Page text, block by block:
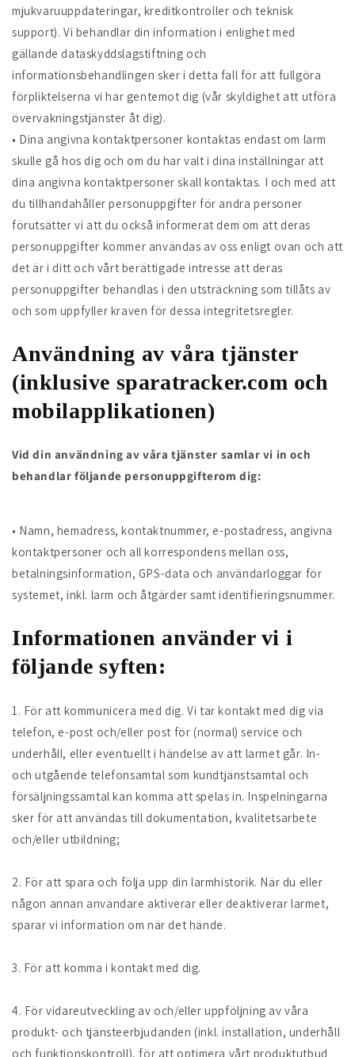
mjukvaruuppdateringar, kreditkontroller och teknisk
support). Vi behandlar din information i enlighet med
gällande dataskyddslagstiftning och
informationsbehandlingen sker i detta fall för att fullgöra
förpliktelserna vi har gentemot dig (vår skyldighet att utföra
övervakningstjänster åt dig).
• Dina angivna kontaktpersoner kontaktas endast om larm
skulle gå hos dig och om du har valt i dina inställningar att
dina angivna kontaktpersoner skall kontaktas. I och med att
du tillhandahåller personuppgifter för andra personer
förutsätter vi att du också informerat dem om att deras
personuppgifter kommer användas av oss enligt ovan och att
det är i ditt och vårt berättigade intresse att deras
personuppgifter behandlas i den utsträckning som tillåts av
och som uppfyller kraven för dessa integritetsregler.
Användning av våra tjänster
(inklusive sparatracker.com och
mobilapplikationen)
Vid din användning av våra tjänster samlar vi in och
behandlar följande personuppgifterom dig:
• Namn, hemadress, kontaktnummer, e-postadress, angivna
kontaktpersoner och all korrespondens mellan oss,
betalningsinformation, GPS-data och användarloggar för
systemet, inkl. larm och åtgärder samt identifieringsnummer.
Informationen använder vi i
följande syften:
1. För att kommunicera med dig. Vi tar kontakt med dig via
telefon, e-post och/eller post för (normal) service och
underhåll, eller eventuellt i händelse av att larmet går. In-
och utgående telefonsamtal som kundtjänstsamtal och
försäljningssamtal kan komma att spelas in. Inspelningarna
sker för att användas till dokumentation, kvalitetsarbete
och/eller utbildning;
2. För att spara och följa upp din larmhistorik. När du eller
någon annan användare aktiverar eller deaktiverar larmet,
sparar vi information om när det hände.
3. För att komma i kontakt med dig.
4. För vidareutveckling av och/eller uppföljning av våra
produkt- och tjänsteerbjudanden (inkl. installation, underhåll
och funktionskontroll), för att optimera vårt produktutbud